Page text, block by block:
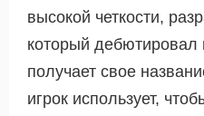
высокой четкости,
который дебютировал
получает свое
игрок использует,